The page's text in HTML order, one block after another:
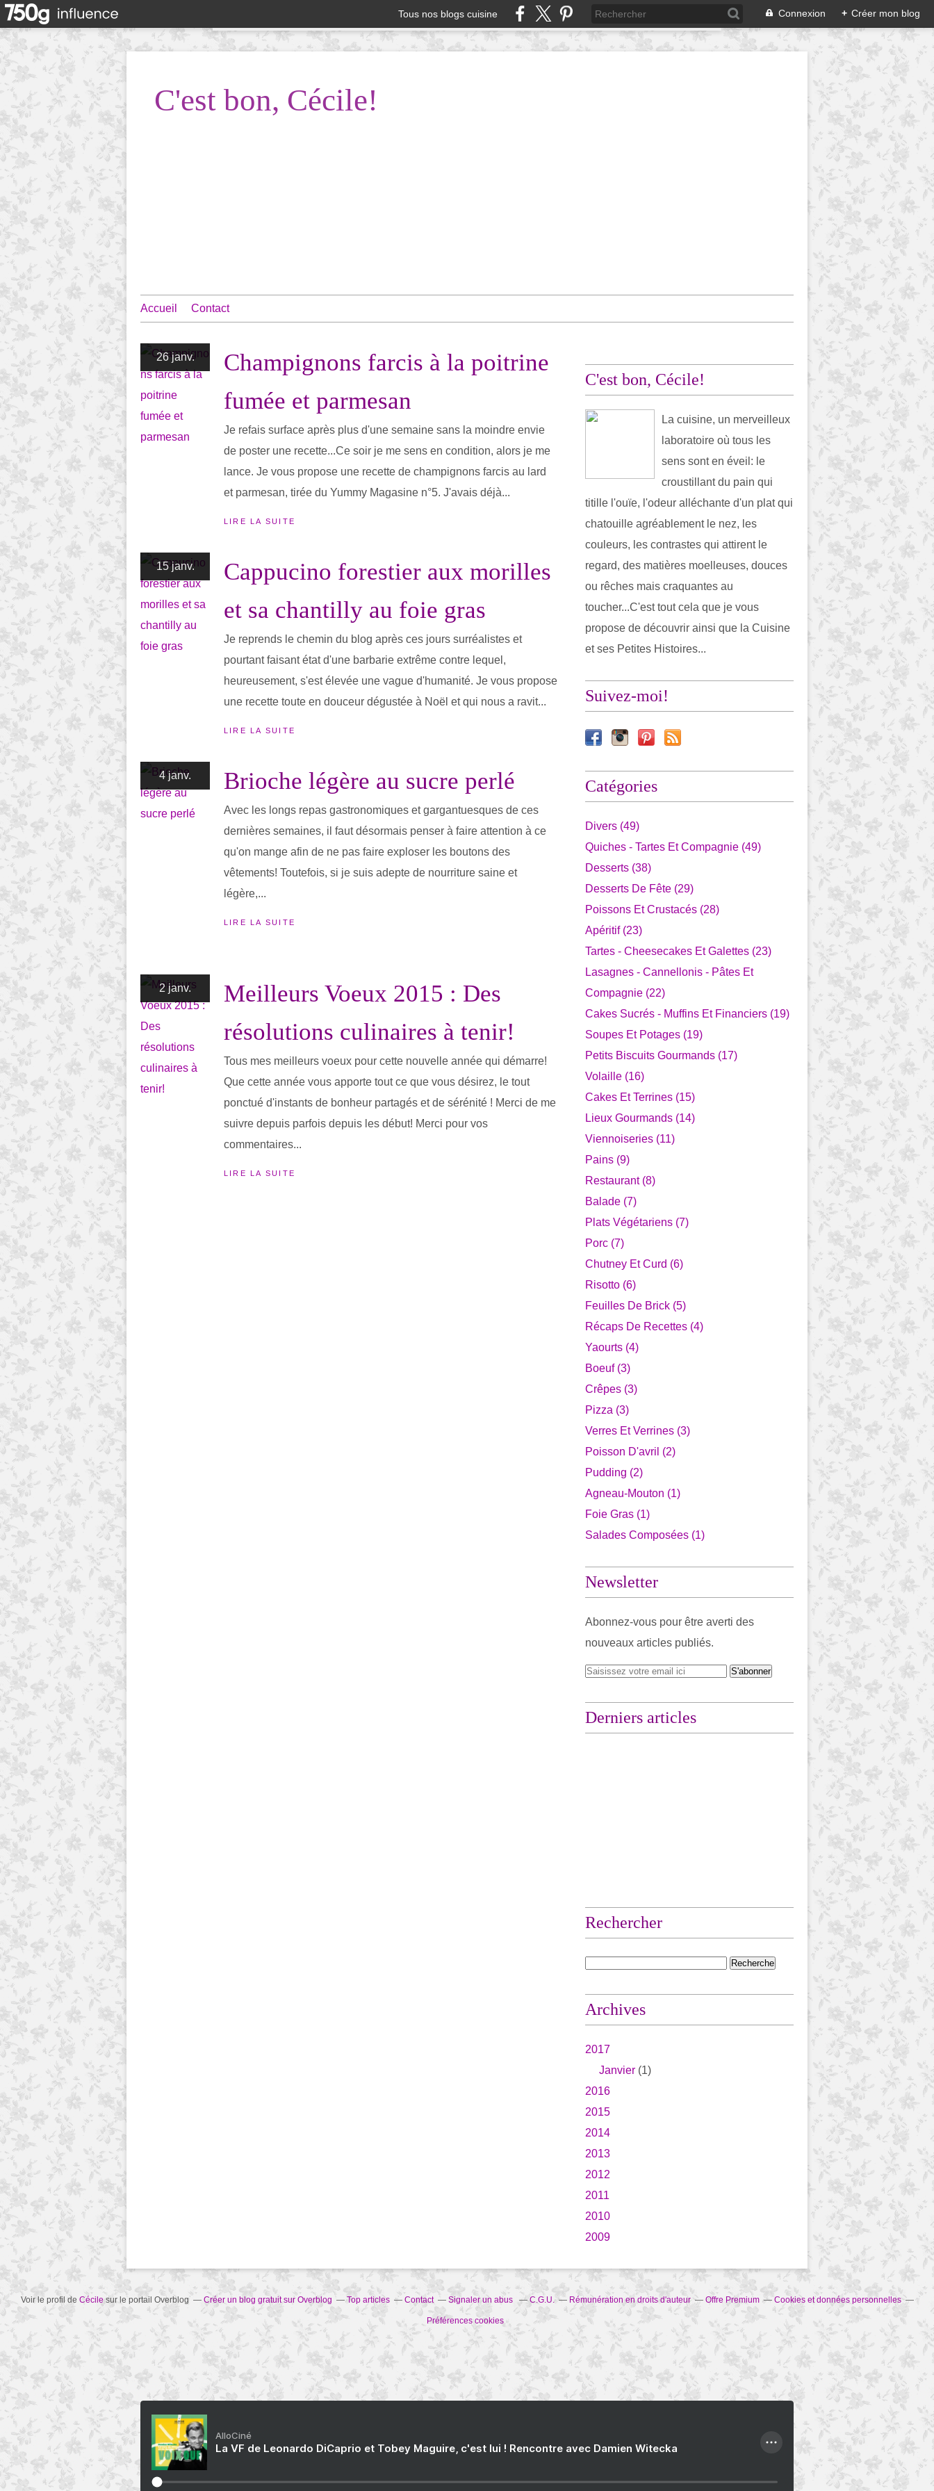
Tous nos blogs cuisine Connexion + Créer mon blog
C'est bon, Cécile!
Accueil Contact
26 janv.
Champignons farcis à la poitrine
fumée et parmesan
Je refais surface après plus d'une semaine sans la moindre envie
de poster une recette...Ce soir je me sens en condition, alors je me
lance. Je vous propose une recette de champignons farcis au lard
et parmesan, tirée du Yummy Magasine n°5. J'avais déjà...
LIRE LA SUITE
15 janv.
Cappucino forestier aux morilles
et sa chantilly au foie gras
Je reprends le chemin du blog après ces jours surréalistes et
pourtant faisant état d'une barbarie extrême contre lequel,
heureusement, s'est élevée une vague d'humanité. Je vous propose
une recette toute en douceur dégustée à Noël et qui nous a ravit...
LIRE LA SUITE
4 janv. Brioche légère au sucre perlé
Avec les longs repas gastronomiques et gargantuesques de ces
dernières semaines, il faut désormais penser à faire attention à ce
qu'on mange afin de ne pas faire exploser les boutons des
vêtements! Toutefois, si je suis adepte de nourriture saine et
légère,...
LIRE LA SUITE
2 janv.
Meilleurs Voeux 2015 : Des
résolutions culinaires à tenir!
Tous mes meilleurs voeux pour cette nouvelle année qui démarre!
Que cette année vous apporte tout ce que vous désirez, le tout
ponctué d'instants de bonheur partagés et de sérénité ! Merci de me
suivre depuis parfois depuis les début! Merci pour vos
commentaires...
LIRE LA SUITE
C'est bon, Cécile!
La cuisine, un merveilleux
laboratoire où tous les
sens sont en éveil: le
croustillant du pain qui
titille l'ouïe, l'odeur alléchante d'un plat qui
chatouille agréablement le nez, les
couleurs, les contrastes qui attirent le
regard, des matières moelleuses, douces
ou rêches mais craquantes au
toucher...C'est tout cela que je vous
propose de découvrir ainsi que la Cuisine
et ses Petites Histoires...
Suivez-moi!
Catégories
Divers (49)
Quiches - Tartes Et Compagnie (49)
Desserts (38)
Desserts De Fête (29)
Poissons Et Crustacés (28)
Apéritif (23)
Tartes - Cheesecakes Et Galettes (23)
Lasagnes - Cannellonis - Pâtes Et
Compagnie (22)
Cakes Sucrés - Muffins Et Financiers (19)
Soupes Et Potages (19)
Petits Biscuits Gourmands (17)
Volaille (16)
Cakes Et Terrines (15)
Lieux Gourmands (14)
Viennoiseries (11)
Pains (9)
Restaurant (8)
Balade (7)
Plats Végétariens (7)
Porc (7)
Chutney Et Curd (6)
Risotto (6)
Feuilles De Brick (5)
Récaps De Recettes (4)
Yaourts (4)
Boeuf (3)
Crêpes (3)
Pizza (3)
Verres Et Verrines (3)
Poisson D'avril (2)
Pudding (2)
Agneau-Mouton (1)
Foie Gras (1)
Salades Composées (1)
Newsletter
Abonnez-vous pour être averti des
nouveaux articles publiés.
Derniers articles
Rechercher
Archives
2017
Janvier (1)
2016
2015
2014
2013
2012
2011
2010
2009
Voir le profil de Cécilesur le portail Overblog Créer un blog gratuit sur Overblog Top articles Contact Signaler un abus C.G.U. Rémunération en droits d'auteur Offre Premium Cookies et données personnelles
Préférences cookies
AlloCiné
La VF de Leonardo DiCaprio et Tobey Maguire, c'est lui ! Rencontre avec Damien Witecka